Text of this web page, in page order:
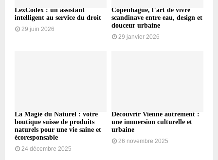
LexCodex : un assistant
intelligent au service du droit
29 juin 2026
Copenhague, l’art de vivre
scandinave entre eau, design et
douceur urbaine
29 janvier 2026
La Magie du Naturel : votre
boutique suisse de produits
naturels pour une vie saine et
écoresponsable
24 décembre 2025
Découvrir Vienne autrement :
une immersion culturelle et
urbaine
26 novembre 2025